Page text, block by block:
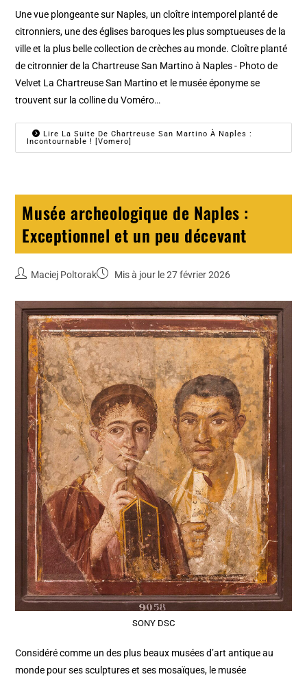
Une vue plongeante sur Naples, un cloître intemporel planté de
citronniers, une des églises baroques les plus somptueuses de la
ville et la plus belle collection de crèches au monde. Cloître planté
de citronnier de la Chartreuse San Martino à Naples - Photo de
Velvet La Chartreuse San Martino et le musée éponyme se
trouvent sur la colline du Voméro…
Lire La Suite De Chartreuse San Martino À Naples :
Incontournable ! [Vomero]
Musée archeologique de Naples :
Exceptionnel et un peu décevant
Maciej Poltorak Mis à jour le 27 février 2026
SONY DSC
Considéré comme un des plus beaux musées d’art antique au
monde pour ses sculptures et ses mosaïques, le musée